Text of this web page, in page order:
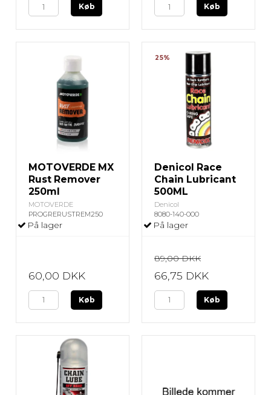
Køb Køb
MOTOVERDE MX
Rust Remover
250ml
MOTOVERDE
PROGRERUSTREM250
På lager
60,00 DKK
Køb
25%
Denicol Race
Chain Lubricant
500ML
Denicol
8080-140-000
På lager
89,00 DKK
66,75 DKK
Køb